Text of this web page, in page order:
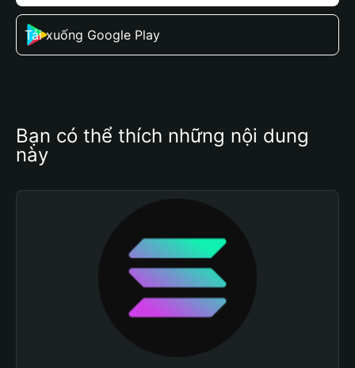
Tải xuống Google Play
Bạn có thể thích những nội dung
này